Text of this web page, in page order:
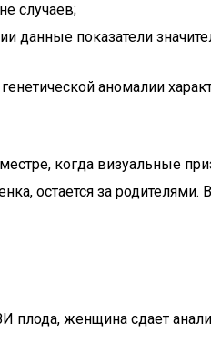
случаев;
данные показатели
аномалии
когда визуальные
остается за
плода, женщина сдает